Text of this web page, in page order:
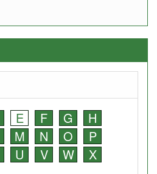
E F G
H
M N O
P
U V W
X